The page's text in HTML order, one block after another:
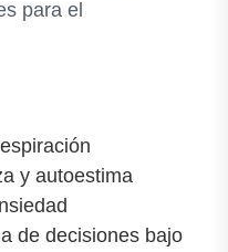
para el
y autoestima
de decisiones bajo